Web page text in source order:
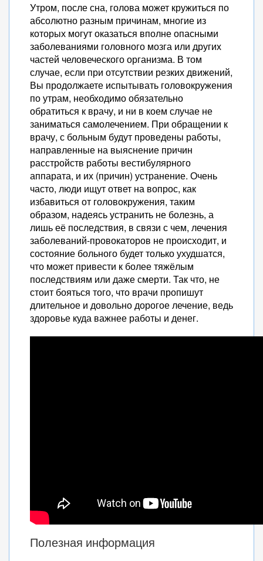
Утром, после сна, голова может кружиться по
абсолютно разным причинам, многие из
которых могут оказаться вполне опасными
заболеваниями головного мозга или других
частей человеческого организма. В том
случае, если при отсутствии резких движений,
Вы продолжаете испытывать головокружения
по утрам, необходимо обязательно
обратиться к врачу, и ни в коем случае не
заниматься самолечением. При обращении к
врачу, с больным будут проведены работы,
направленные на выяснение причин
расстройств работы вестибулярного
аппарата, и их (причин) устранение. Очень
часто, люди ищут ответ на вопрос, как
избавиться от головокружения, таким
образом, надеясь устранить не болезнь, а
лишь её последствия, в связи с чем, лечения
заболеваний-провокаторов не происходит, и
состояние больного будет только ухудшатся,
что может привести к более тяжёлым
последствиям или даже смерти. Так что, не
стоит бояться того, что врачи пропишут
длительное и довольно дорогое лечение, ведь
здоровье куда важнее работы и денег.
Полезная информация